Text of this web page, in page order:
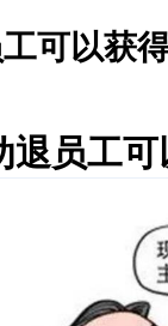
可以获
员工可